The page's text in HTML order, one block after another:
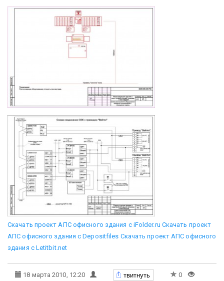
Скачать проект АПС офисного здания с iFolder.ru Скачать проект
АПС офисного здания с Depositfiles Скачать проект АПС офисного
здания с Letitbit.net
18 марта 2010, 12:20 твитнуть
0